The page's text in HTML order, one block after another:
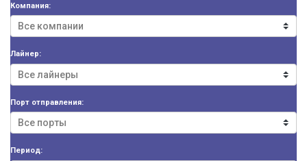
Компания:
Лайнер:
Порт отправления:
Период: